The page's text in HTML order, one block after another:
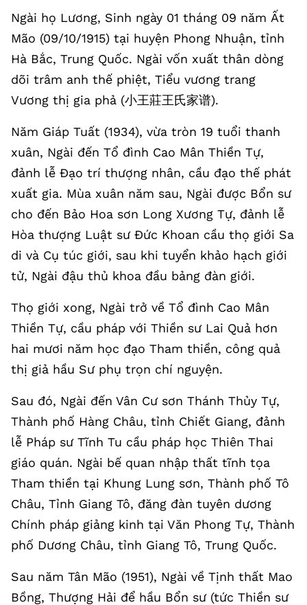
Ngài họ Lương, Sinh ngày 01 tháng 09 năm Ất
Mão (09/10/1915) tại huyện Phong Nhuận, tỉnh
Hà Bắc, Trung Quốc. Ngài vốn xuất thân dòng
dõi trâm anh thế phiệt, Tiểu vương trang
Vương thị gia phả (小王莊王氏家谱).
Năm Giáp Tuất (1934), vừa tròn 19 tuổi thanh
xuân, Ngài đến Tổ đình Cao Mân Thiền Tự,
đảnh lễ Đạo trí thượng nhân, cầu đạo thế phát
xuất gia. Mùa xuân năm sau, Ngài được Bổn sư
cho đến Bảo Hoa sơn Long Xương Tự, đảnh lễ
Hòa thượng Luật sư Đức Khoan cầu thọ giới Sa
di và Cụ túc giới, sau khi tuyển khảo hạch giới
tử, Ngài đậu thủ khoa đầu bảng đàn giới.
Thọ giới xong, Ngài trở về Tổ đình Cao Mân
Thiền Tự, cầu pháp với Thiền sư Lai Quả hơn
hai mươi năm học đạo Tham thiền, công quả
thị giả hầu Sư phụ trọn chí nguyện.
Sau đó, Ngài đến Vân Cư sơn Thánh Thủy Tự,
Thành phố Hàng Châu, tỉnh Chiết Giang, đảnh
lễ Pháp sư Tĩnh Tu cầu pháp học Thiên Thai
giáo quán. Ngài bế quan nhập thất tĩnh tọa
Tham thiền tại Khung Lung sơn, Thành phố Tô
Châu, Tỉnh Giang Tô, đăng đàn tuyên dương
Chính pháp giảng kinh tại Văn Phong Tự, Thành
phố Dương Châu, tỉnh Giang Tô, Trung Quốc.
Sau năm Tân Mão (1951), Ngài về Tịnh thất Mao
Bồng, Thượng Hải để hầu Bổn sư (tức Thiền sư